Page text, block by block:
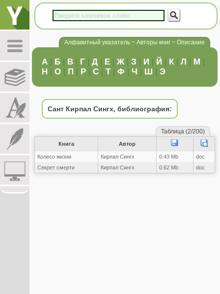
Алфавитный указатель ~ Авторы книг ~ Описание
А | Б | В | Г | Д | Е | Ж| З | И | Й | К | Л | М |
Н | О | П | Р | С | Т| Ф | Ч | Ш | Э
Сант Кирпал Сингх, библиография:
Таблица (2/200)
Книга Автор
Колесо жизни Кирпал Сингх 0.43 Mb
doc
Секрет смерти
Кирпал Сингх 0.62 Mb doc